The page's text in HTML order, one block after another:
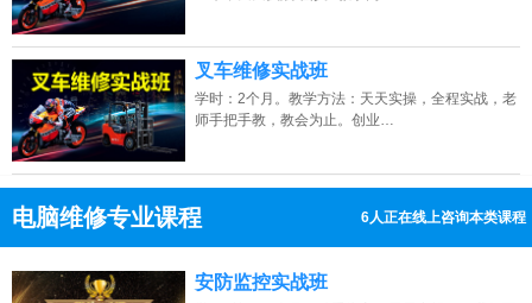
叉车维修实战班
学时：2个月。教学方法：天天实操，全程实战，老
师手把手教，教会为止。创业…
电脑维修专业课程 3人正在线上咨询本类课程
点击免费咨询电话：13807313137
安防监控实战班